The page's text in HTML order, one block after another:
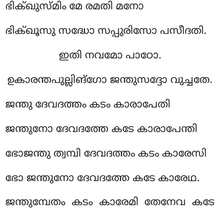
ഭിക്ഖുസ്മിം മേ രമതി മനോ
ഭിക്ഖൂസു സദ്ധോ സപ്പുരിസോ പസീദതി.
ഇതി നവമോ പാഠോ.
ഉകാരന്തപുല്ലിങ്ഗോ ജന്തുസദ്ദോ വുച്ചതേ.
ജന്തു ദേവദത്തം കടം കാരാപേതി
ജന്തുനോ ദേവദത്തേ കടേ കാരാപേന്തി
ഭോജന്തു ത്വമ്പി ദേവദത്തം കടം കാരേസി
ഭോ ജന്തുനോ ദേവദത്തേ കടേ കാരേഥ.
ജന്തുമ്പേതം കടം കാരേമി തേനേവ കടേ